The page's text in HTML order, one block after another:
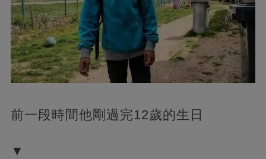
前一段時間他剛過完12歲的生日
▼